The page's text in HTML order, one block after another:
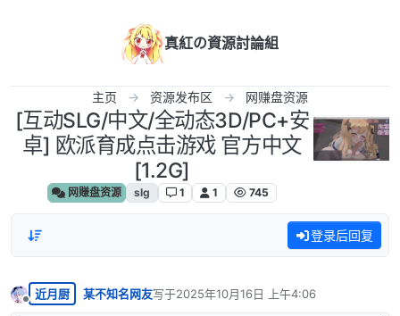
真紅の資源討論組
主页 资源发布区 网赚盘资源
[互动SLG/中文/全动态3D/PC+安
卓] 欧派育成点击游戏 官方中文
[1.2G]
网赚盘资源 slg 1 1 745
登录后回复
离线
近月厨 某不知名网友写于2025年10月16日 上午4:06
最后由 编辑